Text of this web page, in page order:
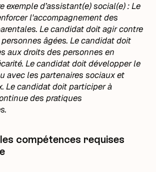
exemple d’assistant(e) social(e) : Le
l'accompagnement des
Le candidat doit agir contre
âgées. Le candidat doit
aux droits des personnes en
Le candidat doit développer le
avec les partenaires sociaux et
Le candidat doit participer à
des pratiques
compétences requises